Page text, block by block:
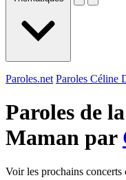
Paroles.net Paroles Céline
Paroles de
Maman par
Voir les prochains